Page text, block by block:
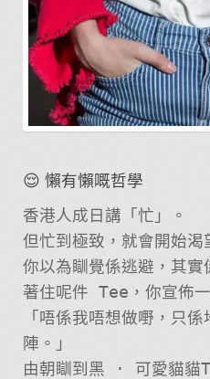
😌 懶有懶嘅哲學
香港人成日講「忙」。
但忙到極致，就會開始渴
你以為瞓覺係逃避，其實
著住呢件 Tee，你宣佈一
「唔係我唔想做嘢，只
陣。」
由朝瞓到黑 · 可愛貓貓